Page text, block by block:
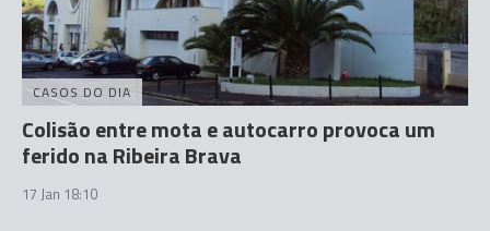
CASOS DO DIA
Colisão entre mota e autocarro provoca um
ferido na Ribeira Brava
17 Jan 18:10